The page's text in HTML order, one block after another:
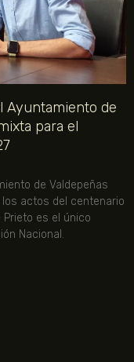
Ayuntamiento de
para el
de Valdepeñas
actos del centenario
Prieto es el único
Nacional.